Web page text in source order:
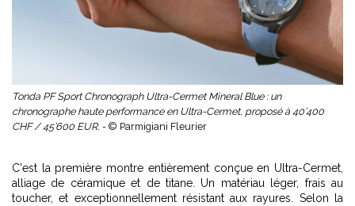
Tonda PF Sport Chronograph Ultra-Cermet Mineral Blue : un
chronographe haute performance en Ultra-Cermet, proposé à 40’400
CHF / 45’600 EUR. - © Parmigiani Fleurier
C'est la première montre entièrement conçue en Ultra-Cermet,
alliage de céramique et de titane. Un matériau léger, frais au
toucher, et exceptionnellement résistant aux rayures. Selon la